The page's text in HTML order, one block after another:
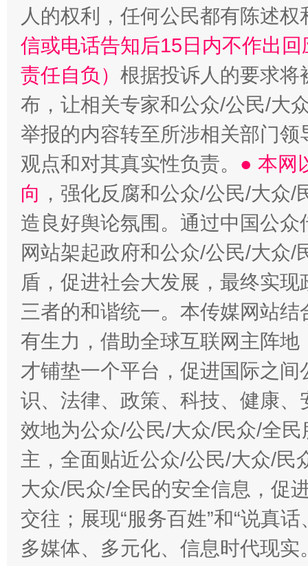
人的权利，任何公民都有陈述
信或电话告知后15日内不作出
责任自负） 根据投诉人的要求将
布，让相关专家和公众/公民/大
举报的内容转至所涉相关部门
观点和对其真实性负责。 ● 本网
向 ，强化反腐和公众/公民/大众
造良好舆论氛围。通过中国公
网站架起政府和公众/公民/大众
盾，促进社会大发展，最终实
三者的和谐统一。本传媒网站
有生力，借助全球互联网主阵
才铺垫一个平台，促进国际之
识、法律、政策、科技、健康
效地为公众/公民/大众/民众/全
主，全面贴近公众/公民/大众/民
大众/民众/全民的安全信息，促
交往；展现“服务百姓”和“说真
多媒体、多元化、信息时代现实